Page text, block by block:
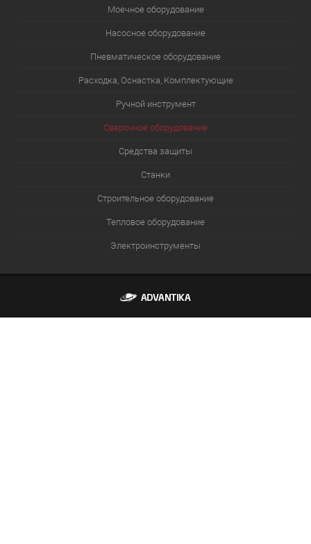
Моечное оборудование
Насосное оборудование
Пневматическое оборудование
Расходка, Оснастка, Комплектующие
Ручной инструмент
Сварочное оборудование
Средства защиты
Станки
Строительное оборудование
Тепловое оборудование
Электроинструменты